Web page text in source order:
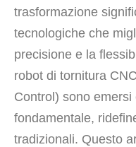
trasformazione
tecnologiche che
precisione e la
robot di tornitura
Control) sono
fondamentale,
tradizionali. Questo